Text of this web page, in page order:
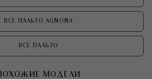
ВСЕ ПАЛЬТО AGNONA
ВСЕ ПАЛЬТО
МОДЕЛИ